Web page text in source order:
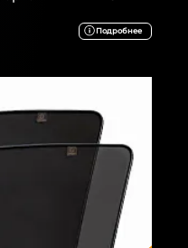
Подробнее